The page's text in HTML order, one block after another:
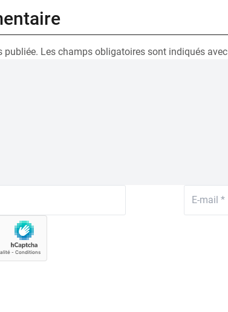
publiée. Les champs obligatoires sont indiqués avec